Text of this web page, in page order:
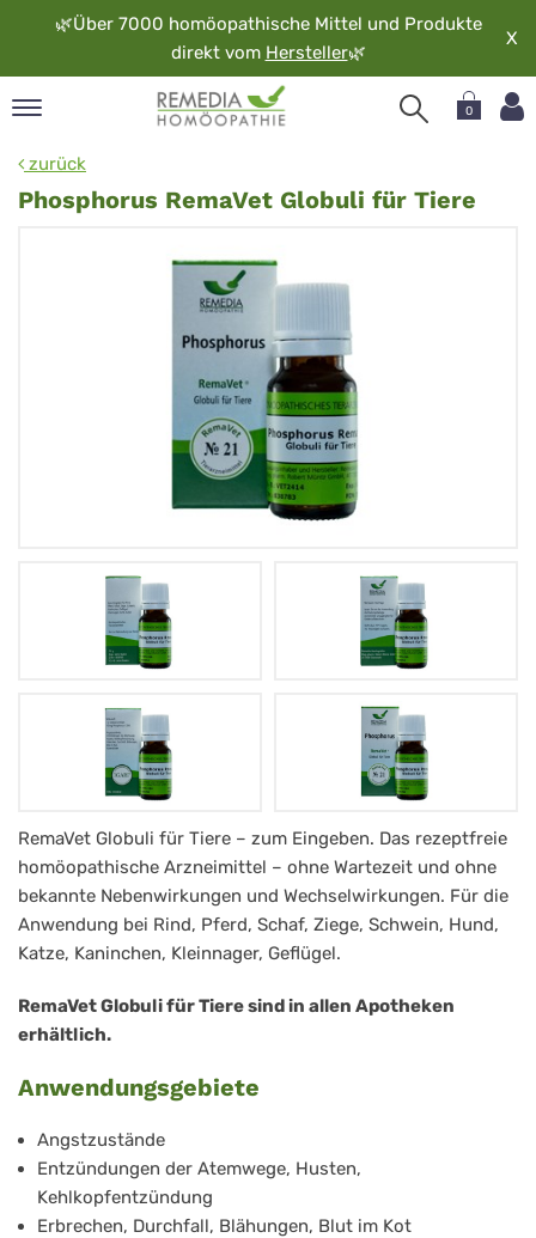
🌿Über 7000 homöopathische Mittel und Produkte
direkt vom Hersteller🌿
X
0
zurück
Phosphorus RemaVet Globuli für Tiere
Phosphorus
RemaVet
Globuli
für
Tiere
-
21
RemaVet Globuli für Tiere – zum Eingeben. Das rezeptfreie
homöopathische Arzneimittel – ohne Wartezeit und ohne
bekannte Nebenwirkungen und Wechselwirkungen. Für die
Anwendung bei Rind, Pferd, Schaf, Ziege, Schwein, Hund,
Katze, Kaninchen, Kleinnager, Geflügel.
RemaVet Globuli für Tiere sind in allen Apotheken
erhältlich.
Anwendungsgebiete
Angstzustände
Entzündungen der Atemwege, Husten,
Kehlkopfentzündung
Erbrechen, Durchfall, Blähungen, Blut im Kot